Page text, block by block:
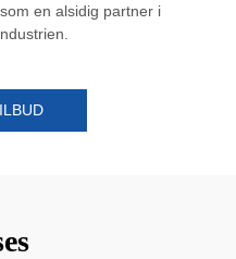
en alsidig partner i